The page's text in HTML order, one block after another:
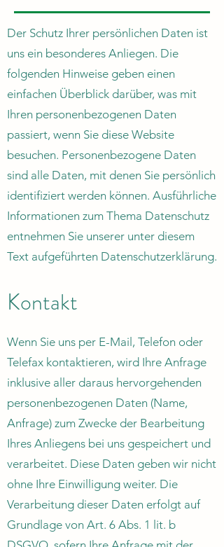
Der Schutz Ihrer persönlichen Daten ist
uns ein besonderes Anliegen. Die
folgenden Hinweise geben einen
einfachen Überblick darüber, was mit
Ihren personenbezogenen Daten
passiert, wenn Sie diese Website
besuchen. Personenbezogene Daten
sind alle Daten, mit denen Sie persönlich
identifiziert werden können. Ausführliche
Informationen zum Thema Datenschutz
entnehmen Sie unserer unter diesem
Text aufgeführten Datenschutzerklärung.
Kontakt
Wenn Sie uns per E-Mail, Telefon oder
Telefax kontaktieren, wird Ihre Anfrage
inklusive aller daraus hervorgehenden
personenbezogenen Daten (Name,
Anfrage) zum Zwecke der Bearbeitung
Ihres Anliegens bei uns gespeichert und
verarbeitet. Diese Daten geben wir nicht
ohne Ihre Einwilligung weiter. Die
Verarbeitung dieser Daten erfolgt auf
Grundlage von Art. 6 Abs. 1 lit. b